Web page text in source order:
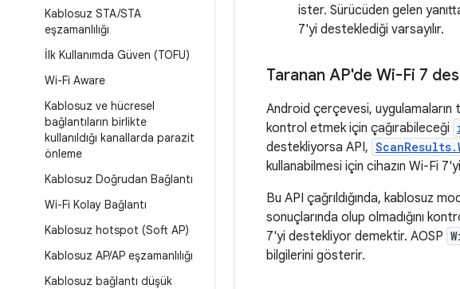
Kablosuz STA/STA
eşzamanlılığı
İlk Kullanımda Güven (TOFU)
Wi-Fi Aware
Kablosuz ve hücresel
bağlantıların birlikte
kullanıldığı kanallarda parazit
önleme
Kablosuz Doğrudan Bağlantı
Wi-Fi Kolay Bağlantı
Kablosuz hotspot (Soft AP)
Kablosuz AP/AP eşzamanlılığı
Kablosuz bağlantı düşük
ister. Sürücüden gelen
7'yi desteklediği varsayılır.
Taranan AP'de Wi-Fi 7
Android çerçevesi, uygulamaların
kontrol etmek için çağırabileceği
destekliyorsa API,
kullanabilmesi için cihazın Wi-Fi
Bu API çağrıldığında, kablosuz
sonuçlarında olup olmadığını
7'yi destekliyor demektir. AOSP
bilgilerini gösterir.